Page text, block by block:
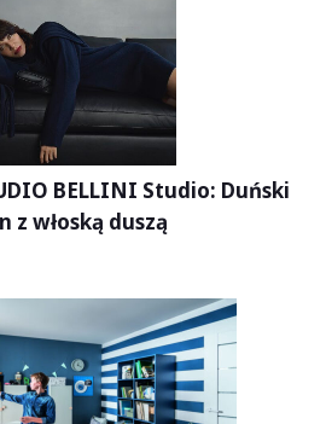
BELLINI Studio: Duński
z włoską duszą